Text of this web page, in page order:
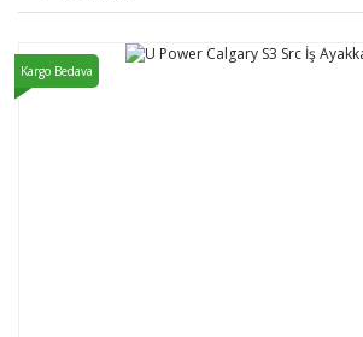
Kargo Bedava